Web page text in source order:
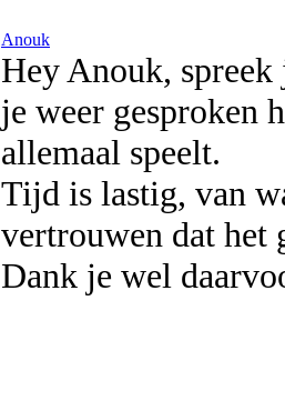
Anouk
Hey Anouk,
je weer gesproken
allemaal speelt.
Tijd is lastig, van
vertrouwen dat het
Dank je wel